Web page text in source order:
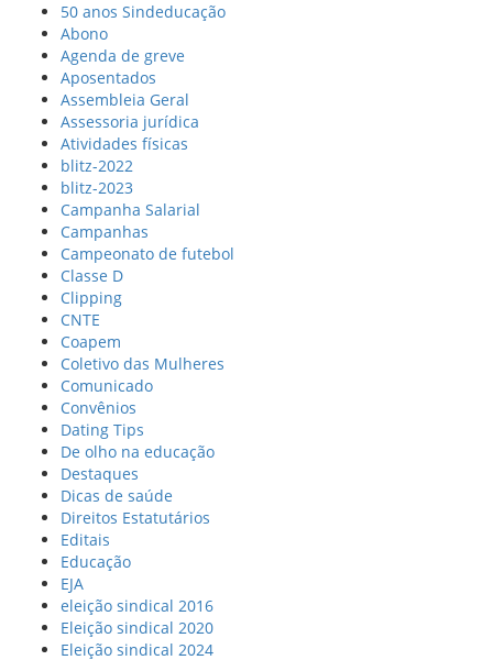
50 anos Sindeducação
Abono
Agenda de greve
Aposentados
Assembleia Geral
Assessoria jurídica
Atividades físicas
blitz-2022
blitz-2023
Campanha Salarial
Campanhas
Campeonato de futebol
Classe D
Clipping
CNTE
Coapem
Coletivo das Mulheres
Comunicado
Convênios
Dating Tips
De olho na educação
Destaques
Dicas de saúde
Direitos Estatutários
Editais
Educação
EJA
eleição sindical 2016
Eleição sindical 2020
Eleição sindical 2024